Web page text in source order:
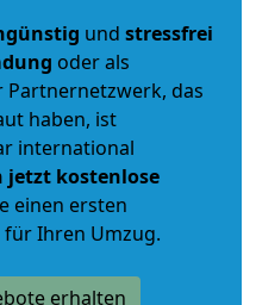
und stressfrei
oder als
Partnernetzwerk, das
haben, ist
international
jetzt kostenlose
einen ersten
Ihren Umzug.
erhalten